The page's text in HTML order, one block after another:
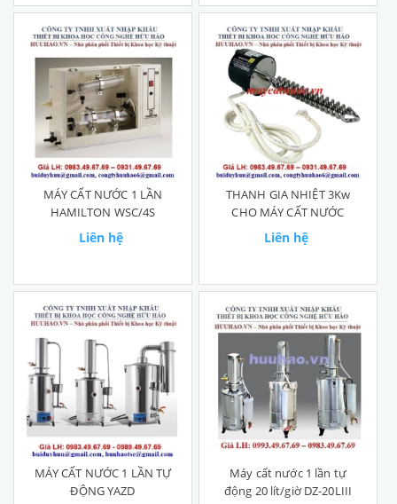
MÁY CẤT NƯỚC 1 LẦN
HAMILTON WSC/4S
Liên hệ
THANH GIA NHIỆT 3Kw
CHO MÁY CẤT NƯỚC
Liên hệ
MÁY CẤT NƯỚC 1 LẦN TỰ
ĐỘNG YAZD
Máy cất nước 1 lần tự
động 20 lít/giờ DZ-20LIII